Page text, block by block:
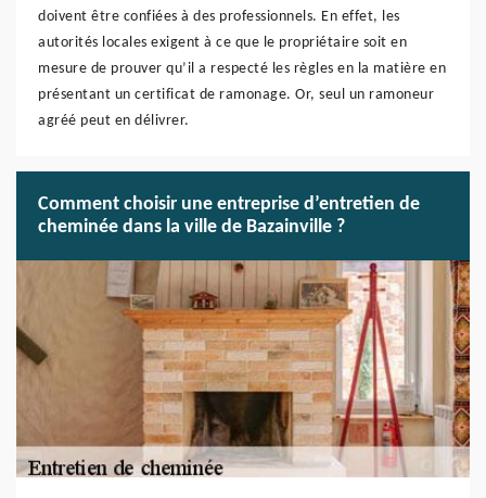
doivent être confiées à des professionnels. En effet, les
autorités locales exigent à ce que le propriétaire soit en
mesure de prouver qu’il a respecté les règles en la matière en
présentant un certificat de ramonage. Or, seul un ramoneur
agréé peut en délivrer.
Comment choisir une entreprise d’entretien de
cheminée dans la ville de Bazainville ?